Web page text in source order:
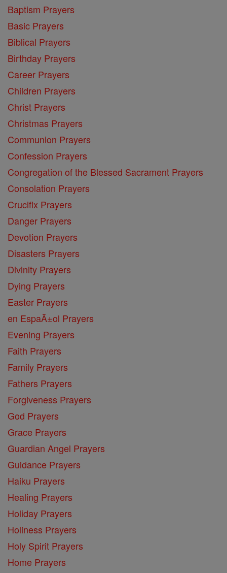
Baptism Prayers
Basic Prayers
Biblical Prayers
Birthday Prayers
Career Prayers
Children Prayers
Christ Prayers
Christmas Prayers
Communion Prayers
Confession Prayers
Congregation of the Blessed Sacrament Prayers
Consolation Prayers
Crucifix Prayers
Danger Prayers
Devotion Prayers
Disasters Prayers
Divinity Prayers
Dying Prayers
Easter Prayers
en EspaĂ±ol Prayers
Evening Prayers
Faith Prayers
Family Prayers
Fathers Prayers
Forgiveness Prayers
God Prayers
Grace Prayers
Guardian Angel Prayers
Guidance Prayers
Haiku Prayers
Healing Prayers
Holiday Prayers
Holiness Prayers
Holy Spirit Prayers
Home Prayers